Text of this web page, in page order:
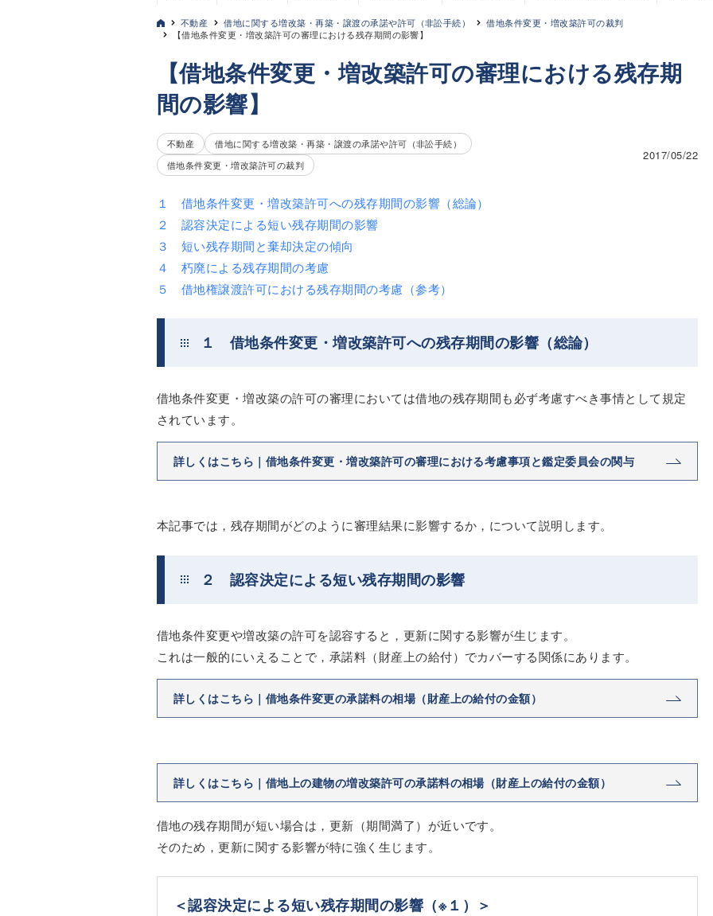
不動産 借地に関する増改築・再築・譲渡の承諾や許可（非訟手続）
借地条件変更・増改築許可の裁判
【借地条件変更・増改築許可の審理における残存期間の影響】
【借地条件変更・増改築許可の審理における残存期
間の影響】
不動産
借地に関する増改築・再築・譲渡の承諾や許可（非訟手続）
借地条件変更・増改築許可の裁判
2017/05/22
１ 借地条件変更・増改築許可への残存期間の影響（総論）
２ 認容決定による短い残存期間の影響
３ 短い残存期間と棄却決定の傾向
４ 朽廃による残存期間の考慮
５ 借地権譲渡許可における残存期間の考慮（参考）
１ 借地条件変更・増改築許可への残存期間の影響（総論）
借地条件変更・増改築の許可の審理においては借地の残存期間も必ず考慮すべき事情として規定
されています。
詳しくはこちら｜借地条件変更・増改築許可の審理における考慮事項と鑑定委員会の関与
本記事では，残存期間がどのように審理結果に影響するか，について説明します。
２ 認容決定による短い残存期間の影響
借地条件変更や増改築の許可を認容すると，更新に関する影響が生じます。
これは一般的にいえることで，承諾料（財産上の給付）でカバーする関係にあります。
詳しくはこちら｜借地条件変更の承諾料の相場（財産上の給付の金額）
詳しくはこちら｜借地上の建物の増改築許可の承諾料の相場（財産上の給付の金額）
借地の残存期間が短い場合は，更新（期間満了）が近いです。
そのため，更新に関する影響が特に強く生じます。
＜認容決定による短い残存期間の影響 （※１） ＞